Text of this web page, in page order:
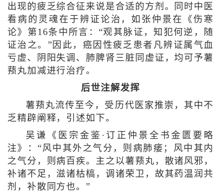
出现的疲乏综合征来说是合适的方剂。同时中医
看病的灵魂在于辨证论治，如张仲景在《伤寒
论》第16条中所言：“观其脉证，知犯何逆，随
证治之。”因此，癌因性疲乏患者凡辨证属气血
亏虚、阴阳失调、肺脾肾三脏同虚证，均可予薯
蓣丸加减进行治疗。
后世注解发挥
薯蓣丸流传至今，受历代医家推崇，其中不
乏精辟阐释，引述如下。
吴谦《医宗金鉴·订正仲景全书金匮要略
注》：“风中其外之气分，则病肺痿；风中其内
之气分，则病百疾。主之以薯蓣丸，散诸风邪，
补诸不足，滋诸枯槁，调诸荣卫，故其药温润共
剂，补散同方也。”